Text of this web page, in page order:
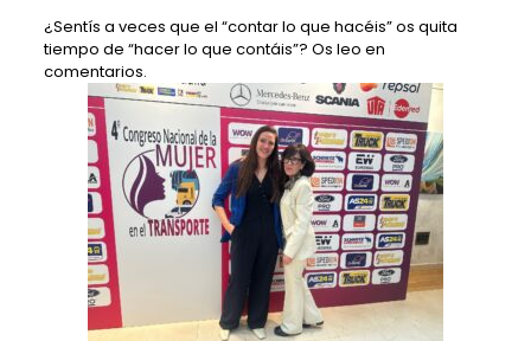
¿Sentís a veces que el “contar lo que hacéis” os quita
tiempo de “hacer lo que contáis”? Os leo en
comentarios.